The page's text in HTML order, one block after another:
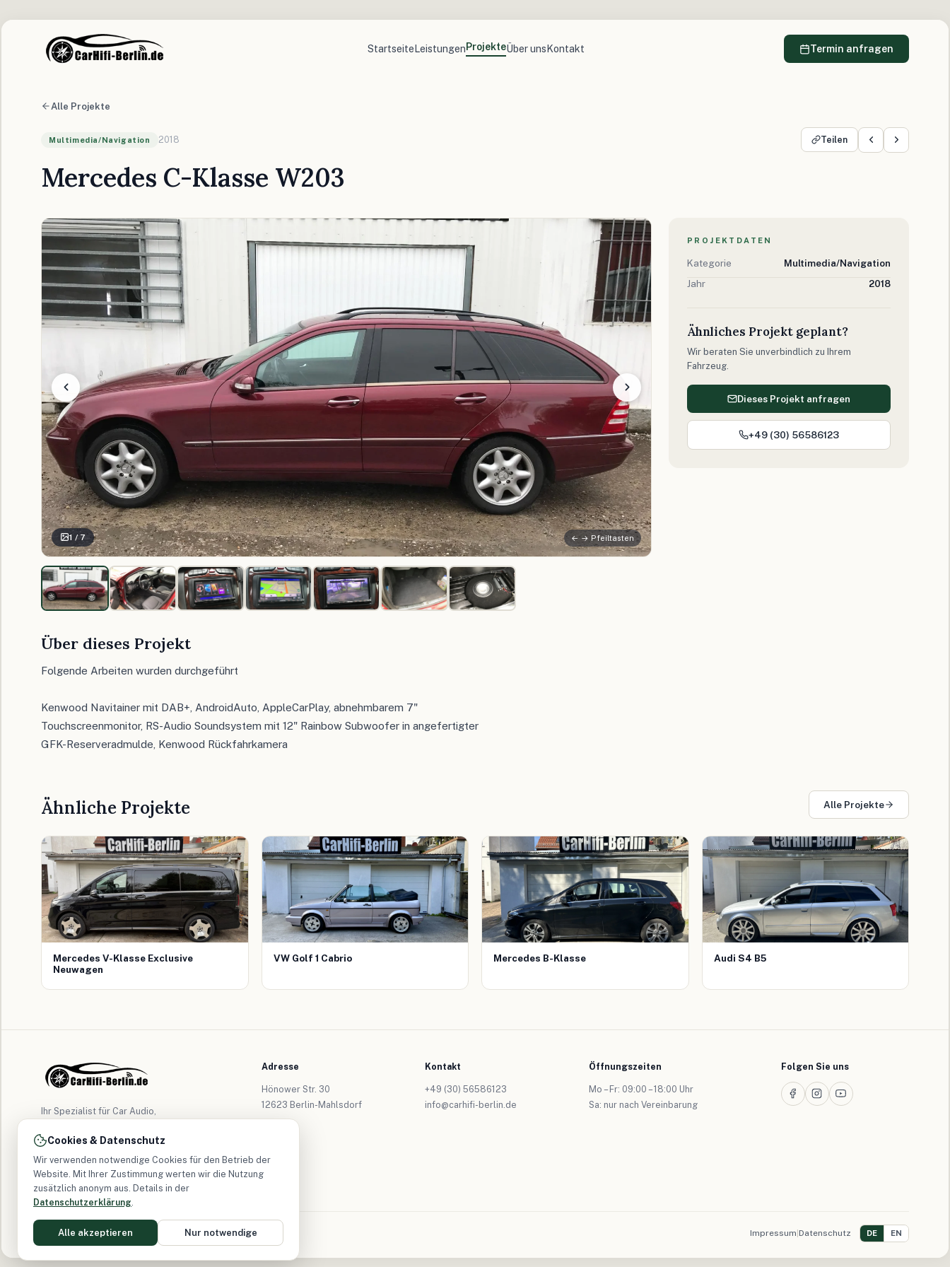
Startseite LeistungenProjekteÜber uns Kontakt Termin anfragen
Alle Projekte
Multimedia/Navigation 2018 Teilen
Mercedes C-Klasse W203
1 / 7 ← → Pfeiltasten
Über dieses Projekt
Folgende Arbeiten wurden durchgeführt
Kenwood Navitainer mit DAB+, AndroidAuto, AppleCarPlay, abnehmbarem 7"
Touchscreenmonitor, RS-Audio Soundsystem mit 12" Rainbow Subwoofer in angefertigter
GFK-Reserveradmulde, Kenwood Rückfahrkamera
PROJEKTDATEN
Kategorie
Multimedia/Navigation
Jahr
2018
Ähnliches Projekt geplant?
Wir beraten Sie unverbindlich zu Ihrem
Fahrzeug.
Dieses Projekt anfragen
+49 (30) 56586123
Ähnliche Projekte Alle Projekte
Mercedes V-Klasse Exclusive
Neuwagen
VW Golf 1 Cabrio Mercedes B-Klasse Audi S4 B5
Ihr Spezialist für Car Audio,
Fahrzeugtechnik in Berlin &
Brandenburg.
Seit 2005
Adresse
Hönower Str. 30
12623 Berlin-Mahlsdorf
Kontakt
+49 (30) 56586123
info@carhifi-berlin.de
Öffnungszeiten
Mo – Fr: 09:00 – 18:00 Uhr
Sa: nur nach Vereinbarung
Folgen Sie uns
© 2026 CarHifi-Berlin – Alle Rechte vorbehalten. Impressum Datenschutz DE EN
Cookies & Datenschutz
Wir verwenden notwendige Cookies für den Betrieb der
Website. Mit Ihrer Zustimmung werten wir die Nutzung
zusätzlich anonym aus. Details in der
Datenschutzerklärung.
Alle akzeptieren Nur notwendige